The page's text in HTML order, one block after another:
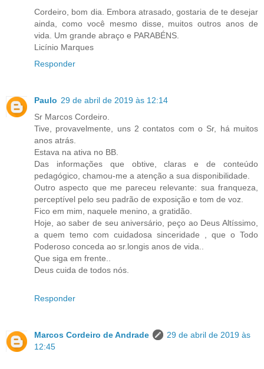
Cordeiro, bom dia. Embora atrasado, gostaria de te desejar
ainda, como você mesmo disse, muitos outros anos de
vida. Um grande abraço e PARABÉNS.
Licínio Marques
Responder
Paulo 29 de abril de 2019 às 12:14
Sr Marcos Cordeiro.
Tive, provavelmente, uns 2 contatos com o Sr, há muitos
anos atrás.
Estava na ativa no BB.
Das informações que obtive, claras e de conteúdo
pedagógico, chamou-me a atenção a sua disponibilidade.
Outro aspecto que me pareceu relevante: sua franqueza,
perceptível pelo seu padrão de exposição e tom de voz.
Fico em mim, naquele menino, a gratidão.
Hoje, ao saber de seu aniversário, peço ao Deus Altíssimo,
a quem temo com cuidadosa sinceridade , que o Todo
Poderoso conceda ao sr.longis anos de vida..
Que siga em frente..
Deus cuida de todos nós.
Responder
Marcos Cordeiro de Andrade
29 de abril de 2019 às
12:45